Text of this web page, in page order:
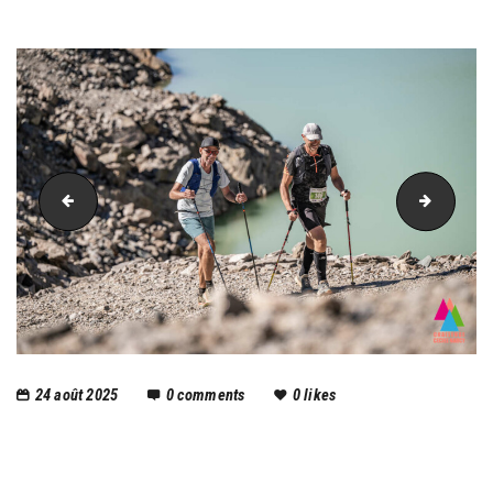
PIC_2544
24 août 2025 0comments 0likes